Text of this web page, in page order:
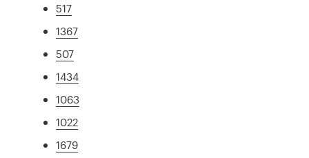
517
1367
507
1434
1063
1022
1679